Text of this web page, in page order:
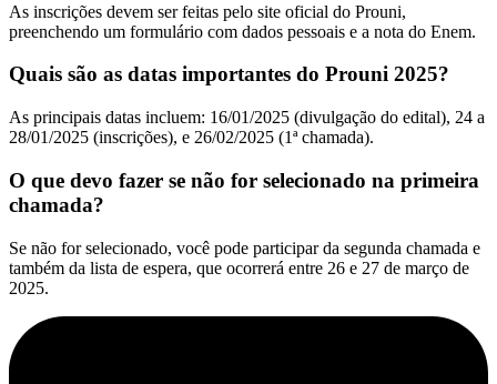
As inscrições devem ser feitas pelo site oficial do Prouni,
preenchendo um formulário com dados pessoais e a nota do Enem.
Quais são as datas importantes do Prouni 2025?
As principais datas incluem: 16/01/2025 (divulgação do edital), 24 a
28/01/2025 (inscrições), e 26/02/2025 (1ª chamada).
O que devo fazer se não for selecionado na primeira
chamada?
Se não for selecionado, você pode participar da segunda chamada e
também da lista de espera, que ocorrerá entre 26 e 27 de março de
2025.